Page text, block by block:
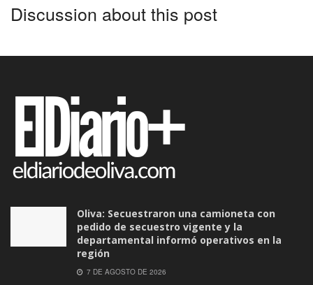
Discussion about this post
Oliva: Secuestraron una camioneta con
pedido de secuestro vigente y la
departamental informó operativos en la
región
7 DE AGOSTO DE 2026